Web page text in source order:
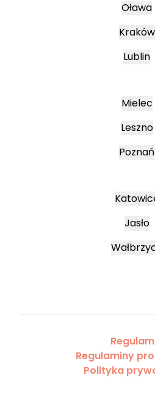
Oława
Kraków
Lublin
Mielec
Leszno
Poznań
Jasło
Regulaminy
Polityka